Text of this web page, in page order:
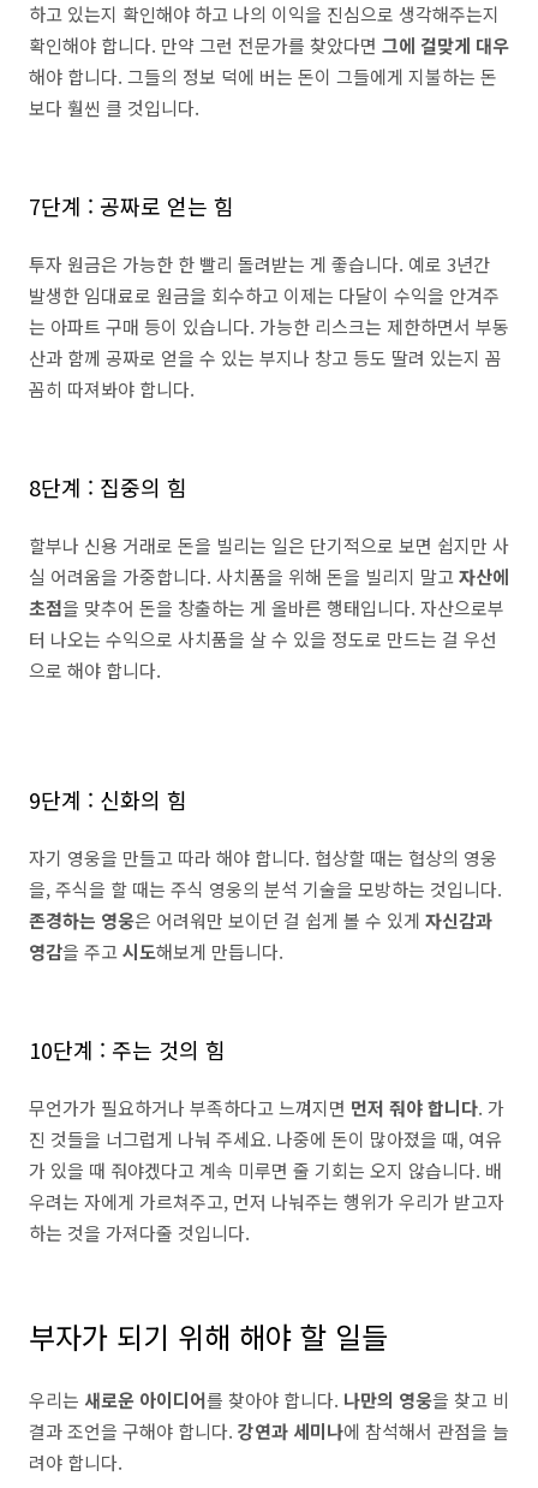
하고 있는지 확인해야 하고 나의 이익을 진심으로 생각해주는지
확인해야 합니다. 만약 그런 전문가를 찾았다면 그에 걸맞게 대우
해야 합니다. 그들의 정보 덕에 버는 돈이 그들에게 지불하는 돈
보다 훨씬 클 것입니다.
7단계 : 공짜로 얻는 힘
투자 원금은 가능한 한 빨리 돌려받는 게 좋습니다. 예로 3년간
발생한 임대료로 원금을 회수하고 이제는 다달이 수익을 안겨주
는 아파트 구매 등이 있습니다. 가능한 리스크는 제한하면서 부동
산과 함께 공짜로 얻을 수 있는 부지나 창고 등도 딸려 있는지 꼼
꼼히 따져봐야 합니다.
8단계 : 집중의 힘
할부나 신용 거래로 돈을 빌리는 일은 단기적으로 보면 쉽지만 사
실 어려움을 가중합니다. 사치품을 위해 돈을 빌리지 말고자산에
초점을 맞추어 돈을 창출하는 게 올바른 행태입니다. 자산으로부
터 나오는 수익으로 사치품을 살 수 있을 정도로 만드는 걸 우선
으로 해야 합니다.
9단계 : 신화의 힘
자기 영웅을 만들고 따라 해야 합니다. 협상할 때는 협상의 영웅
을, 주식을 할 때는 주식 영웅의 분석 기술을 모방하는 것입니다.
존경하는 영웅은 어려워만 보이던 걸 쉽게 볼 수 있게 자신감과
영감을 주고시도해보게 만듭니다.
10단계 : 주는 것의 힘
무언가가 필요하거나 부족하다고 느껴지면 먼저 줘야 합니다. 가
진 것들을 너그럽게 나눠 주세요. 나중에 돈이 많아졌을 때, 여유
가 있을 때 줘야겠다고 계속 미루면 줄 기회는 오지 않습니다. 배
우려는 자에게 가르쳐주고, 먼저 나눠주는 행위가 우리가 받고자
하는 것을 가져다줄 것입니다.
부자가 되기 위해 해야 할 일들
우리는 새로운 아이디어를 찾아야 합니다. 나만의 영웅을 찾고 비
결과 조언을 구해야 합니다. 강연과 세미나에 참석해서 관점을 늘
려야 합니다.